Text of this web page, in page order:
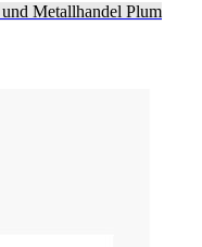
Metallhandel Plum